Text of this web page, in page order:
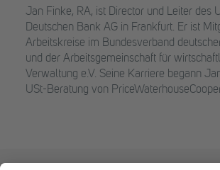
Jan Finke, RA, ist Director und Leiter des
Deutschen Bank AG in Frankfurt. Er ist
Arbeitskreise im Bundesverband
und der Arbeitsgemeinschaft für
Verwaltung e.V. Seine Karriere begann
USt-Beratung von